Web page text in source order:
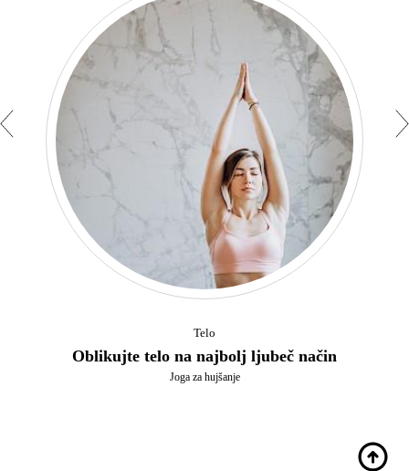
Telo
Oblikujte telo na najbolj ljubeč način
Joga za hujšanje